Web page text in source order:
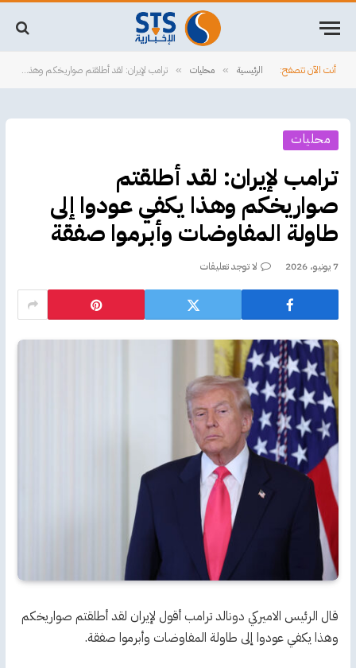
أنت الآن تتصفح: الرئيسية » محليات » ترامب لإيران: لقد أطلقتم صواريخكم وهذا يكفي عودوا إلى طاولة المفاوضات وأبرموا صفقة
محليات
ترامب لإيران: لقد أطلقتم
صواريخكم وهذا يكفي عودوا إلى
طاولة المفاوضات وأبرموا صفقة
7 يونيو، 2026 لا توجد تعليقات
قال الرئيس الاميركي دونالد ترامب أقول لإيران لقد أطلقتم صواريخكم
وهذا يكفي عودوا إلى طاولة المفاوضات وأبرموا صفقة.